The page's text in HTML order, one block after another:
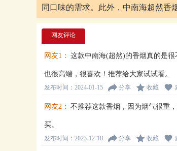
同口味的需求。此外，中南海超然香
网友评论
网友1： 这款中南海(超然)的香烟真的是
也很高端，很喜欢！推荐给大家试试看。
发布时间：2024-01-15 分享 收藏
网友2： 不推荐这款香烟，因为烟气很重
买。
发布时间：2023-12-18 分享 收藏